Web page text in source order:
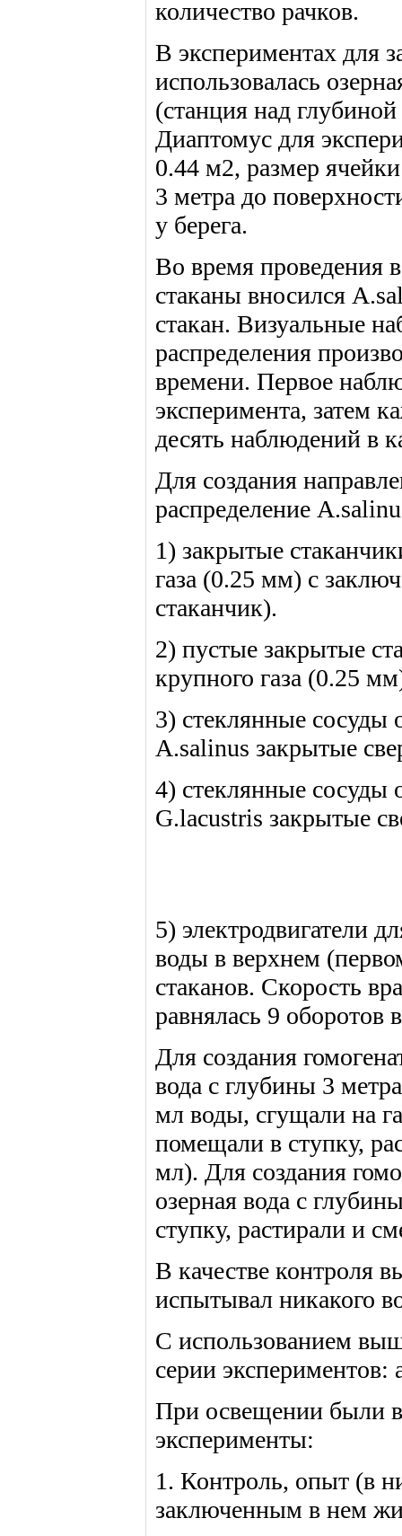
количество рачков.
В экспериментах для
использовалась
(станция над
Диаптомус для
0.44 м2, размер
3 метра до
у берега.
Во время проведения
стаканы вносился
стакан. Визуальные
распределения
времени. Первое
эксперимента, затем
десять наблюдений в
Для создания
распределение
1) закрытые
газа (0.25 мм) с
стаканчик).
2) пустые закрытые
крупного газа (0.25
3) стеклянные сосуды
A.salinus закрытые
4) стеклянные сосуды
G.lacustris закрытые
5) электродвигатели
воды в верхнем
стаканов. Скорость
равнялась 9 оборотов
Для создания
вода с глубины 3
мл воды, сгущали на
помещали в ступку,
мл). Для создания
озерная вода с
ступку, растирали и
В качестве контроля
испытывал никакого
С использованием
серии
При освещении были
эксперименты:
1. Контроль, опыт (в
заключенным в нем